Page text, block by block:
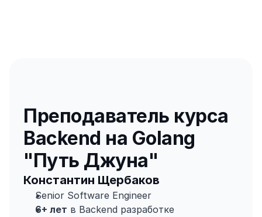
Преподаватель курса
Backend на Golang
"Путь Джуна"
Константин Щербаков
Senior Software Engineer
6+ лет в Backend разработке